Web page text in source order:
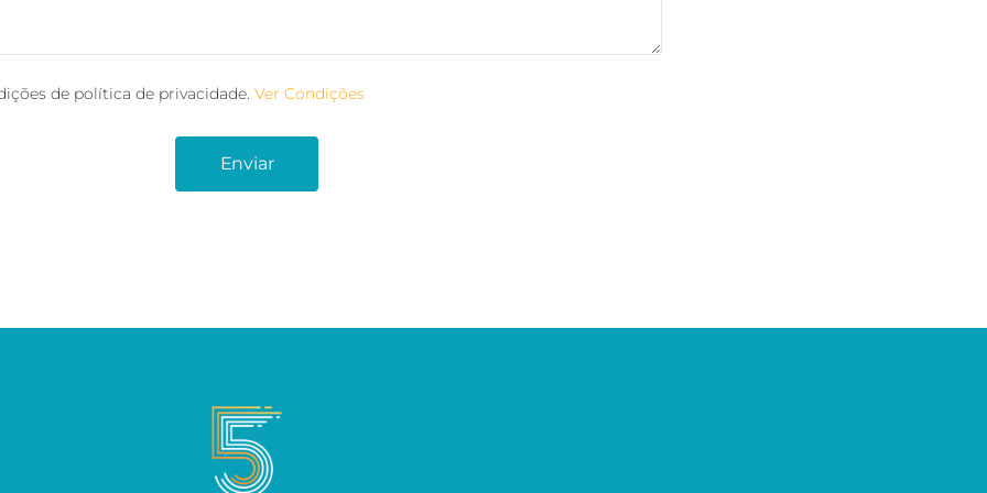
de política de privacidade. Ver Condições
Enviar